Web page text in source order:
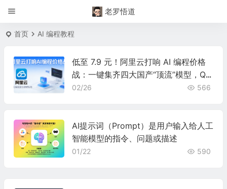
老罗悟道
首页 AI 编程教程
低至 7.9 元！阿里云打响 AI 编程价格
战：一键集齐四大国产“顶流”模型，Qw
en3.5 刷新同级纪录
02/26 566
AI提示词（Prompt）是用户输入给人工
智能模型的指令、问题或描述
01/22 590